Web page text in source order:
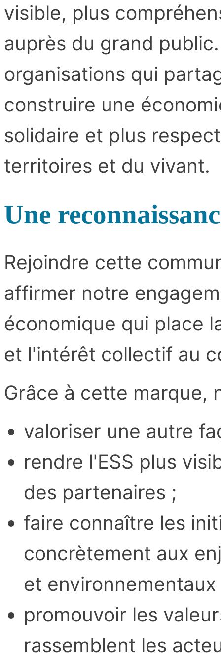
visible, plus
auprès du grand
organisations qui
construire une
solidaire et plus
territoires et du vivant.
Une
Rejoindre cette
affirmer notre
économique qui place
et l'intérêt collectif au
Grâce à cette marque,
valoriser une autre
rendre l'ESS plus
des partenaires ;
faire connaître les
concrètement aux
et environnementaux
promouvoir les
rassemblent les